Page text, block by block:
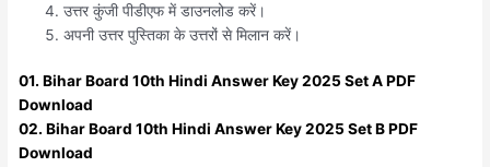
उत्तर कुंजी पीडीएफ में डाउनलोड करें।
अपनी उत्तर पुस्तिका के उत्तरों से मिलान करें।
01. Bihar Board 10th Hindi Answer Key 2025 Set A PDF
Download
02. Bihar Board 10th Hindi Answer Key 2025 Set B PDF
Download